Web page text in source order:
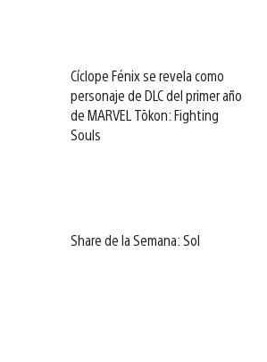
Cíclope Fénix se revela como
personaje de DLC del primer año
de MARVEL Tōkon: Fighting
Souls
Share de la Semana: Sol